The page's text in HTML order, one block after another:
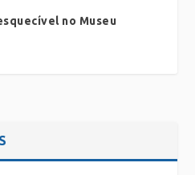
no Museu